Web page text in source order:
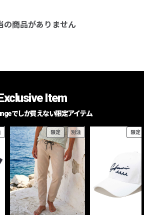
の商品がありません
Item
でしか買えない限定アイテム
限定 別注 限定